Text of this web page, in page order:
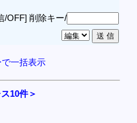
/OFF] 削除キー/
一括表示
10件＞